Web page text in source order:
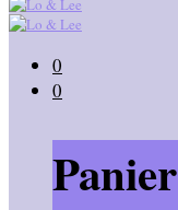
0
0
Panier